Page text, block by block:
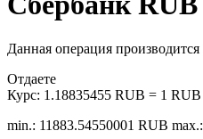
Данная операция
Отдаете
Курс: 1.18835455 RUB = 1 RUB
min.: 11883.54550001 RUB